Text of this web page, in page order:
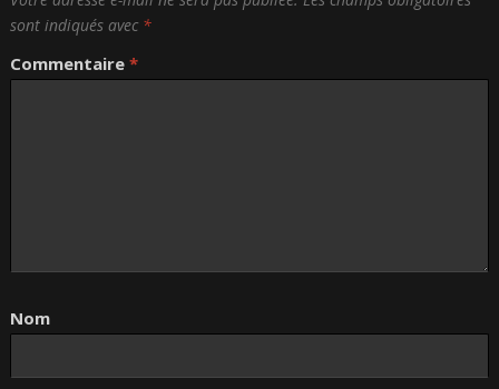
sont indiqués avec *
Commentaire *
Nom